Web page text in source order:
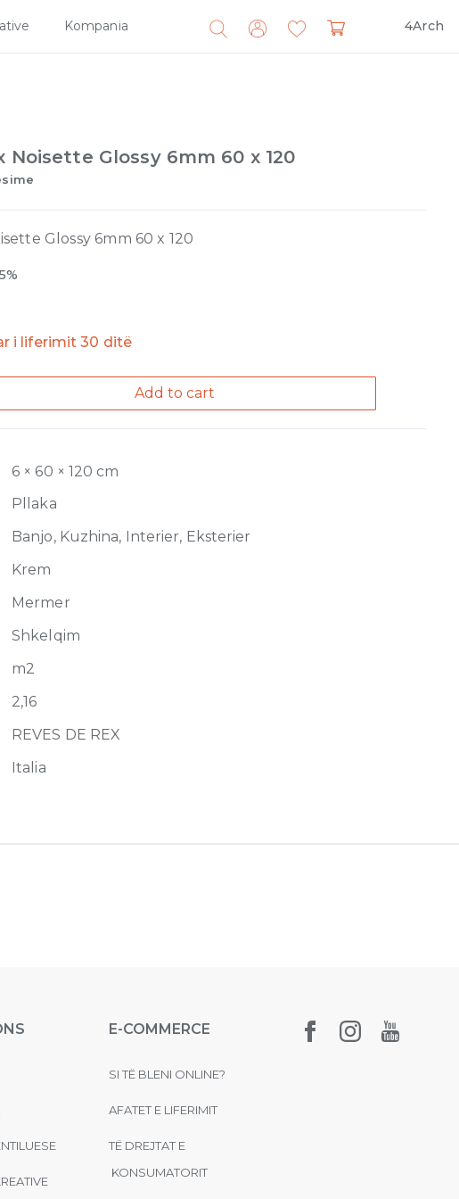
Kompania 4Arch
Search
for:
Noisette Glossy 6mm 60 x 120
Glossy 6mm 60 x 120
i liferimit 30 ditë
Add to cart
6 × 60 × 120 cm
Pllaka
Banjo, Kuzhina, Interier, Eksterier
Krem
Mermer
Shkelqim
m2
2,16
REVES DE REX
Italia
E-COMMERCE
SI TË BLENI ONLINE?
AFATET E LIFERIMIT
TË DREJTAT E
KONSUMATORIT